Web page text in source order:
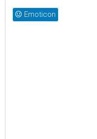
Emoticon